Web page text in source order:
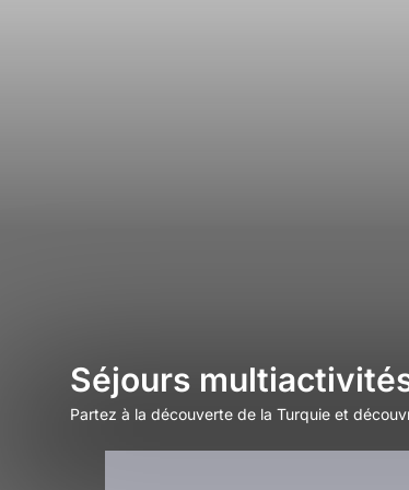
Séjours
Partez à la découverte de la Turquie et